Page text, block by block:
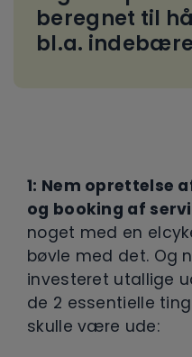
beregnet til
bl.a.
1: Nem oprettelse
og booking af
noget med en
bøvle med det. Og
investeret utallige
de 2 essentielle
skulle være ude: